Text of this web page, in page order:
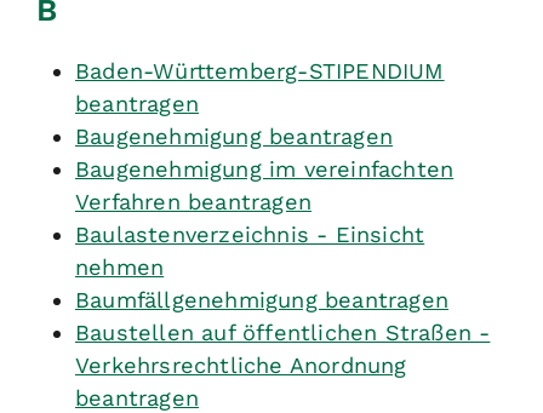
B
Baden-Württemberg-STIPENDIUM
beantragen
Baugenehmigung beantragen
Baugenehmigung im vereinfachten
Verfahren beantragen
Baulastenverzeichnis - Einsicht
nehmen
Baumfällgenehmigung beantragen
Baustellen auf öffentlichen Straßen -
Verkehrsrechtliche Anordnung
beantragen